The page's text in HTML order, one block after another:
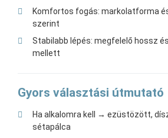
Komfortos fogás: markolatforma
szerint
Stabilabb lépés: megfelelő hossz
mellett
Gyors választási útmutató
Ha alkalomra kell → ezüstözött,
sétapálca